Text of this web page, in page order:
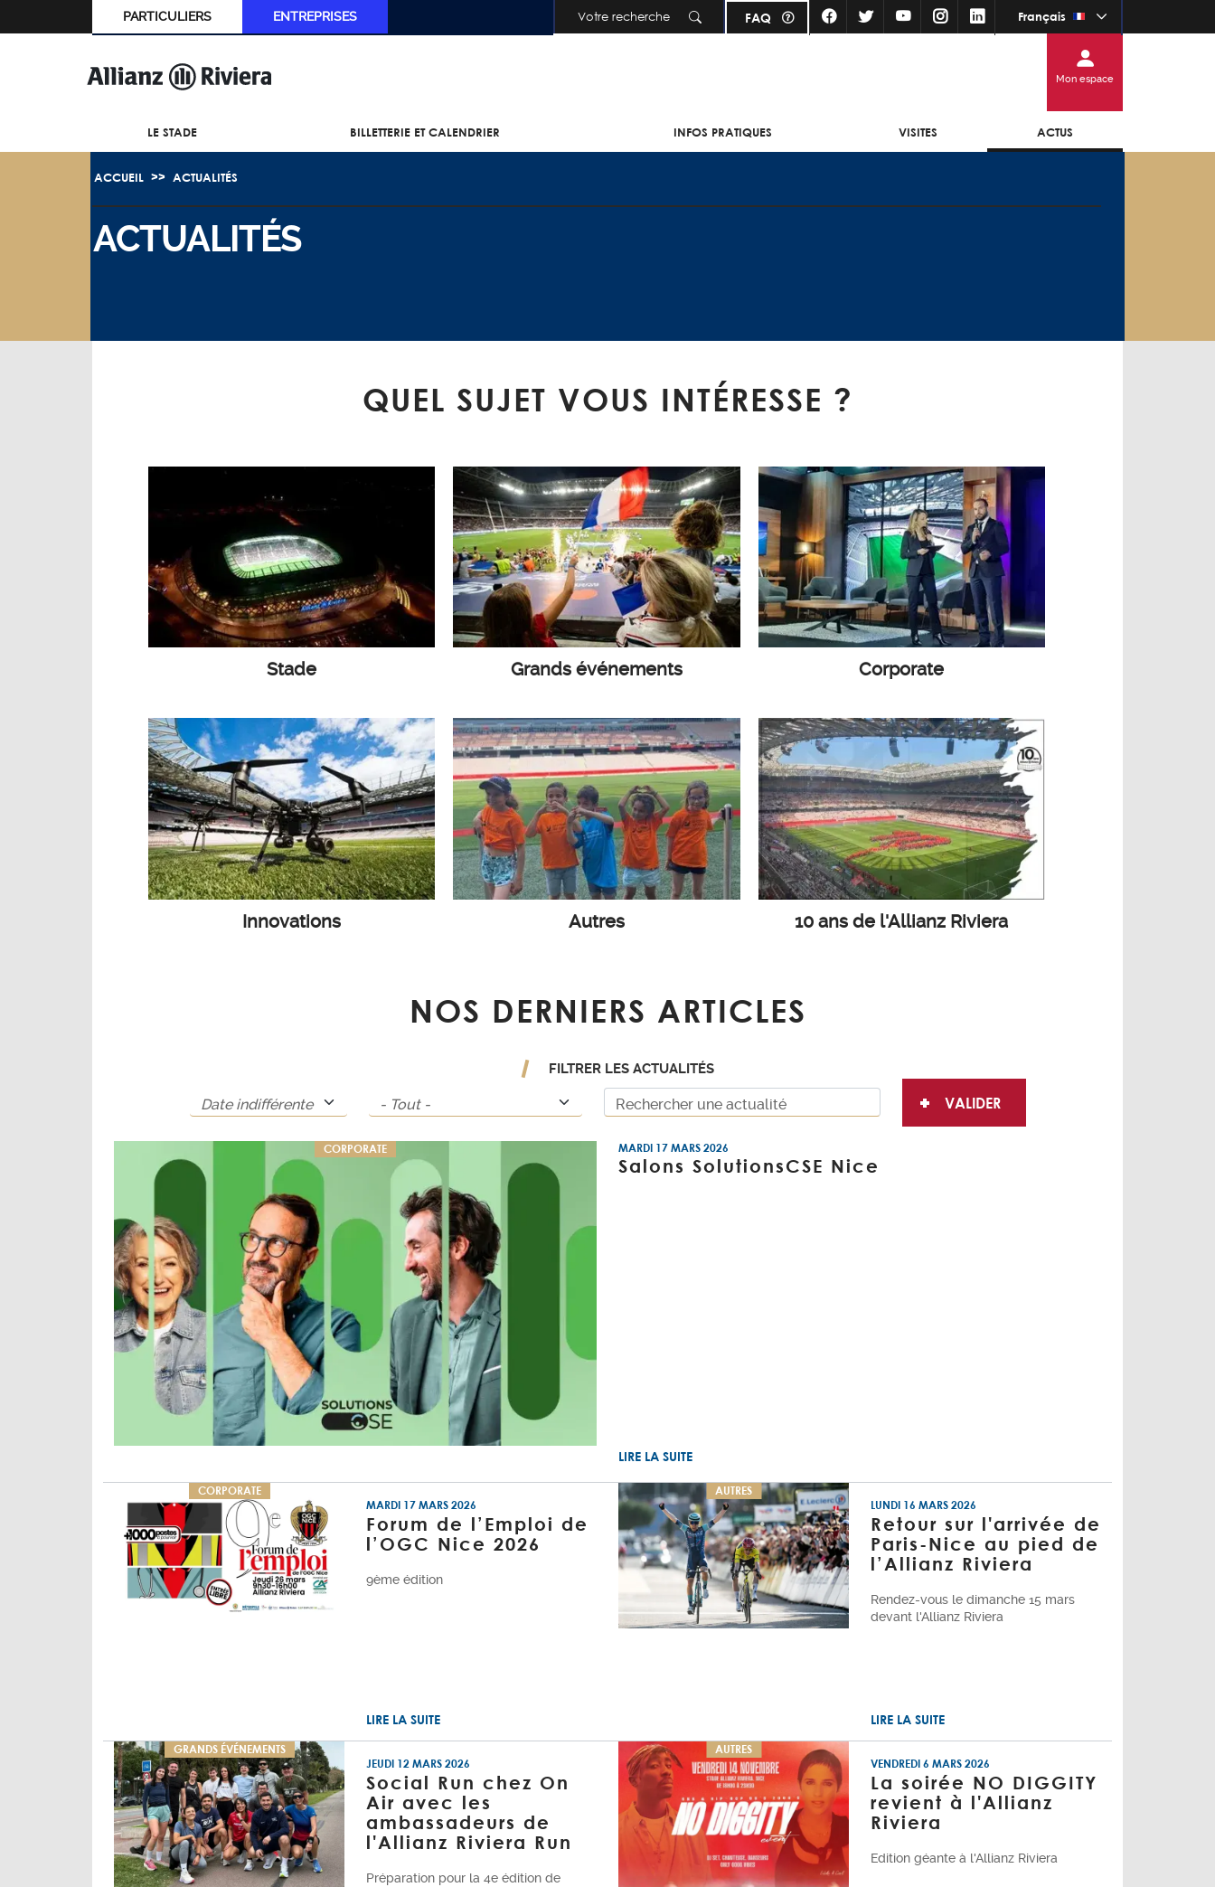
Aller au contenu principal
Français
FAQ
PARTICULIERS ENTREPRISES
Mon espace
LE STADE BILLETTERIE ET CALENDRIER INFOS PRATIQUES VISITES ACTUS
ACCUEIL ACTUALITÉS
ACTUALITÉS
QUEL SUJET VOUS INTÉRESSE ?
Stade Grands événements Corporate
Innovations Autres 10 ans de l'Allianz Riviera
NOS DERNIERS ARTICLES
FILTRER LES ACTUALITÉS
CORPORATE MARDI 17 MARS 2026
Salons SolutionsCSE Nice
LIRE LA SUITE
CORPORATE
MARDI 17 MARS 2026
Forum de l’Emploi de
l’OGC Nice 2026
9ème édition
LIRE LA SUITE
AUTRES
LUNDI 16 MARS 2026
Retour sur l'arrivée de
Paris-Nice au pied de
l’Allianz Riviera
Rendez-vous le dimanche 15 mars
devant l'Allianz Riviera
LIRE LA SUITE
GRANDS ÉVÉNEMENTS
JEUDI 12 MARS 2026
Social Run chez On
Air avec les
ambassadeurs de
l'Allianz Riviera Run
Préparation pour la 4e édition de
AUTRES
VENDREDI 6 MARS 2026
La soirée NO DIGGITY
revient à l'Allianz
Riviera
Edition géante à l'Allianz Riviera